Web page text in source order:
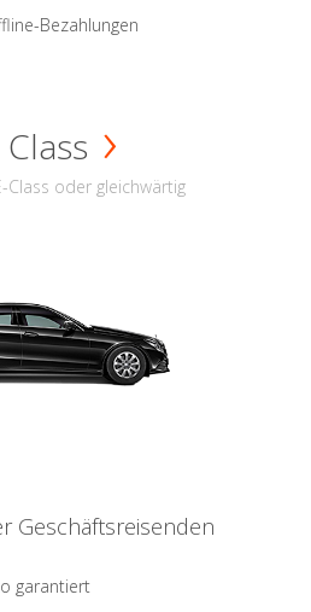
Bezahlungen
Class oder gleichwärtig
Geschäftsreisenden
garantiert